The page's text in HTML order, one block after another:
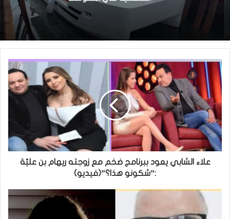
علاء الشابي يعود ببرنامج ضخم مع زوجته ريهام بن عليّة
:”شكونو هذا؟”(فيديو)